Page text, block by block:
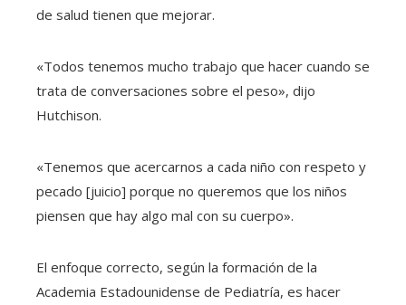
de salud tienen que mejorar.
«Todos tenemos mucho trabajo que hacer cuando se
trata de conversaciones sobre el peso», dijo
Hutchison.
«Tenemos que acercarnos a cada niño con respeto y
pecado [juicio] porque no queremos que los niños
piensen que hay algo mal con su cuerpo».
El enfoque correcto, según la formación de la
Academia Estadounidense de Pediatría, es hacer